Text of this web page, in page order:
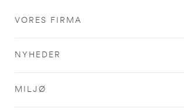
VORES FIRMA
NYHEDER
MILJØ